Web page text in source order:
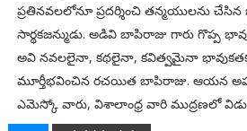
ప్రతినవలలోనూ ప్రదర్శించి తన్మయులను
సార్థకజన్ముడు. అడివి బాపిరాజు గారు గొప్ప
అవి నవలలైనా, కథలైనా, కవిత్వమైనా
మూర్తీభవించిన రచయిత బాపిరాజు. ఆయన
ఎమెస్కో వారు, విశాలాంధ్ర వారి ముద్రణలో